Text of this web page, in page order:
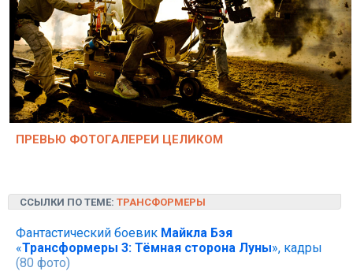
ПРЕВЬЮ ФОТОГАЛЕРЕИ ЦЕЛИКОМ
ССЫЛКИ ПО ТЕМЕ: ТРАНСФОРМЕРЫ
Фантастический боевик Майкла Бэя
«Трансформеры 3: Тёмная сторона Луны», кадры
(80 фото)